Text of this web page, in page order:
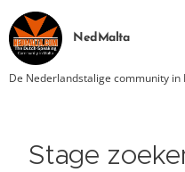
NedMalta
De Nederlandstalige community in
Stage